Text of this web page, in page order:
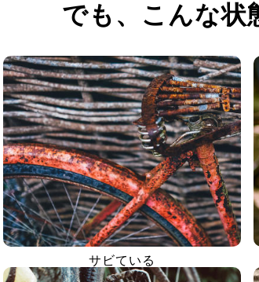
でも、 こんな状
サビている